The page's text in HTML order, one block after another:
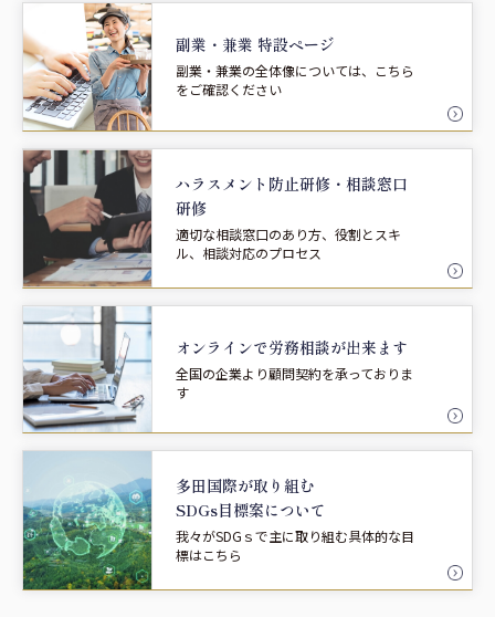
副業・兼業 特設ページ
副業・兼業の全体像については、こちら
をご確認ください
ハラスメント防止研修・ 相談窓口
研修
適切な相談窓口のあり方、役割とスキ
ル、相談対応のプロセス
オンラインで労務相談が出来ます
全国の企業より顧問契約を承っておりま
す
多田国際が取り組む
SDGs目標案について
我々がSDGｓで主に取り組む具体的な目
標はこちら